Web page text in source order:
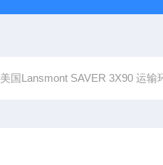
美国Lansmont SAVER 3X90 运输